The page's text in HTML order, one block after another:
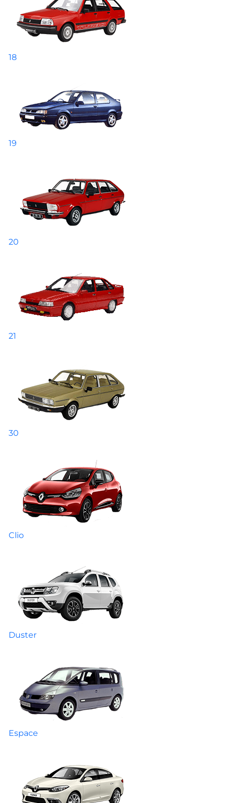
18
19
20
21
30
Clio
Duster
Espace